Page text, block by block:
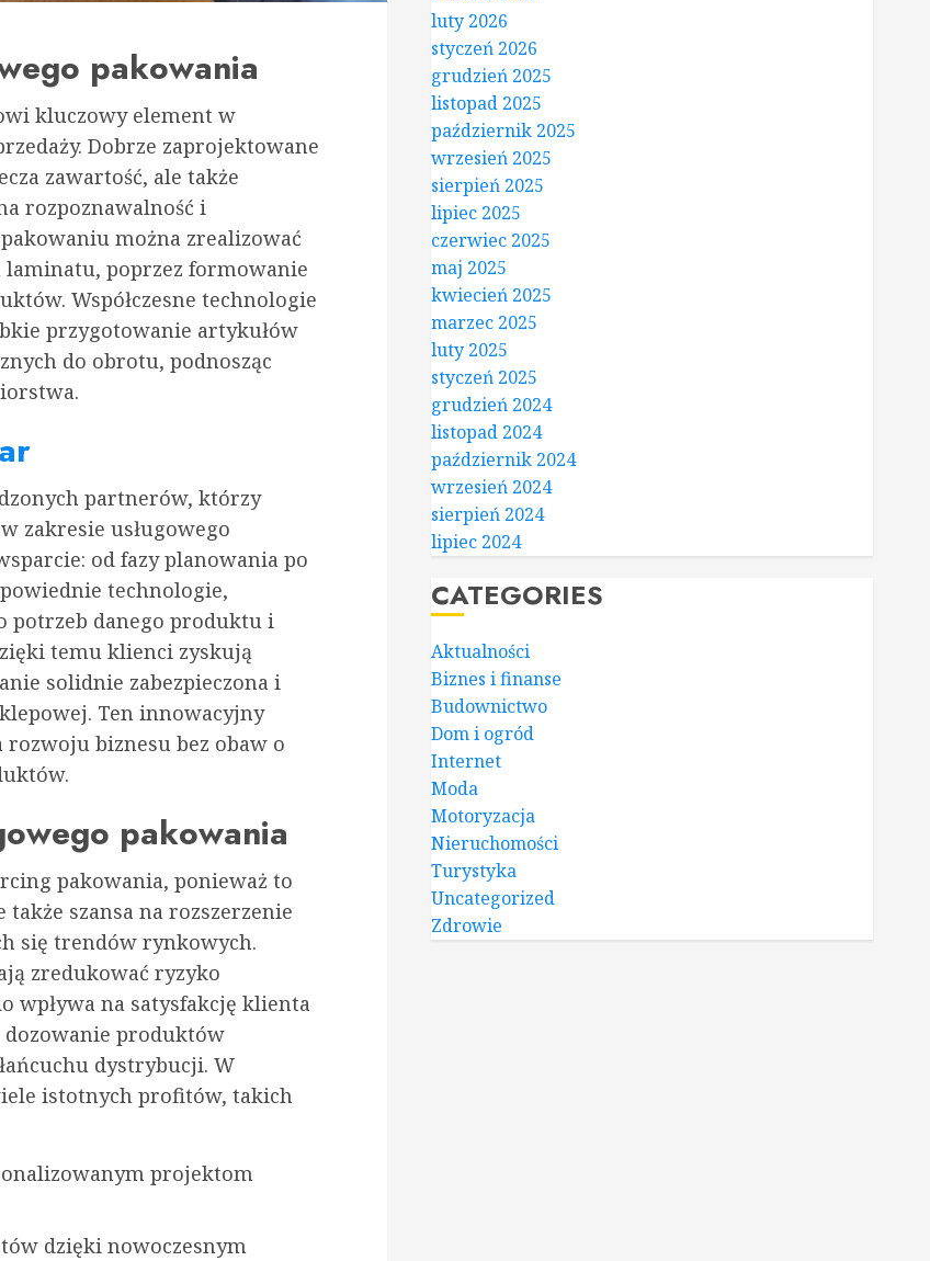
pakowania
kluczowy element w
Dobrze zaprojektowane
zawartość, ale także
rozpoznawalność i
można zrealizować
laminatu, poprzez formowanie
Współczesne technologie
przygotowanie artykułów
do obrotu, podnosząc
partnerów, którzy
zakresie usługowego
od fazy planowania po
technologie,
potrzeb danego produktu i
temu klienci zyskują
solidnie zabezpieczona i
Ten innowacyjny
rozwoju biznesu bez obaw o
pakowania
pakowania, ponieważ to
szansa na rozszerzenie
się trendów rynkowych.
zredukować ryzyko
wpływa na satysfakcję klienta
dozowanie produktów
dystrybucji. W
istotnych profitów, takich
projektom
dzięki nowoczesnym
luty 2026
styczeń 2026
grudzień 2025
listopad 2025
październik 2025
wrzesień 2025
sierpień 2025
lipiec 2025
czerwiec 2025
maj 2025
kwiecień 2025
marzec 2025
luty 2025
styczeń 2025
grudzień 2024
listopad 2024
październik 2024
wrzesień 2024
sierpień 2024
lipiec 2024
CATEGORIES
Aktualności
Biznes i finanse
Budownictwo
Dom i ogród
Internet
Moda
Motoryzacja
Nieruchomości
Turystyka
Uncategorized
Zdrowie